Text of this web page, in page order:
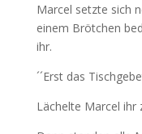
Marcel setzte sich
einem Brötchen
ihr.
´´Erst das
Lächelte Marcel ihr